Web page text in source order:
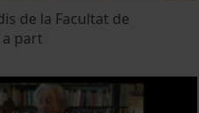
de la Facultat de
part